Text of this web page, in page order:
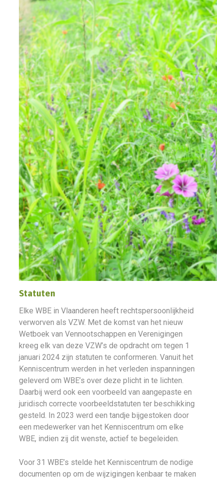
Statuten
Elke WBE in Vlaanderen heeft rechtspersoonlijkheid
verworven als VZW. Met de komst van het nieuw
Wetboek van Vennootschappen en Verenigingen
kreeg elk van deze VZW’s de opdracht om tegen 1
januari 2024 zijn statuten te conformeren. Vanuit het
Kenniscentrum werden in het verleden inspanningen
geleverd om WBE’s over deze plicht in te lichten.
Daarbij werd ook een voorbeeld van aangepaste en
juridisch correcte voorbeeldstatuten ter beschikking
gesteld. In 2023 werd een tandje bijgestoken door
een medewerker van het Kenniscentrum om elke
WBE, indien zij dit wenste, actief te begeleiden.
Voor 31 WBE’s stelde het Kenniscentrum de nodige
documenten op om de wijzigingen kenbaar te maken